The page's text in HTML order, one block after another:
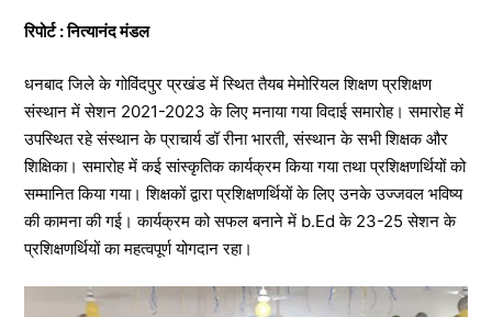
रिपोर्ट : नित्यानंद मंडल
धनबाद जिले के गोविंदपुर प्रखंड में स्थित तैयब मेमोरियल शिक्षण प्रशिक्षण
संस्थान में सेशन 2021-2023 के लिए मनाया गया विदाई समारोह। समारोह में
उपस्थित रहे संस्थान के प्राचार्य डॉ रीना भारती, संस्थान के सभी शिक्षक और
शिक्षिका। समारोह में कई सांस्कृतिक कार्यक्रम किया गया तथा प्रशिक्षणर्थियों को
सम्मानित किया गया। शिक्षकों द्वारा प्रशिक्षणर्थियों के लिए उनके उज्जवल भविष्य
की कामना की गई। कार्यक्रम को सफल बनाने में b.Ed के 23-25 सेशन के
प्रशिक्षणर्थियों का महत्वपूर्ण योगदान रहा।